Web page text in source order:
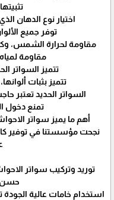
اختيار نوع الدهان
توفر جميع
مقاومة لحرارة الشمس،
مقاومة
تتميز السواتر
تتميز بثبات
السواتر الحديد تعتبر
تمنع دخول
أهم ما يميز سواتر
نجحت مؤسستنا في توفير
توريد وتركيب سواتر
حسن
استخدام خامات عالية